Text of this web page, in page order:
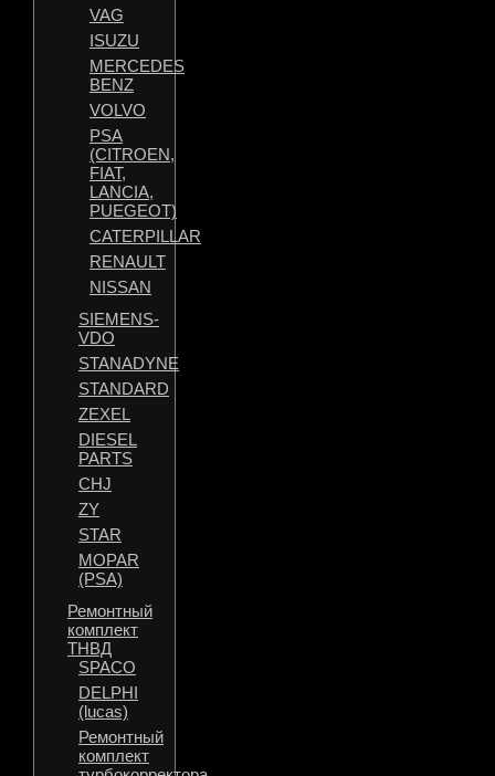
VAG
ISUZU
MERCEDES
BENZ
VOLVO
PSA
(CITROEN,
FIAT,
LANCIA,
PUEGEOT)
CATERPILLAR
RENAULT
NISSAN
SIEMENS-
VDO
STANADYNE
STANDARD
ZEXEL
DIESEL
PARTS
CHJ
ZY
STAR
MOPAR
(PSA)
Ремонтный
комплект
ТНВД
SPACO
DELPHI
(lucas)
Ремонтный
комплект